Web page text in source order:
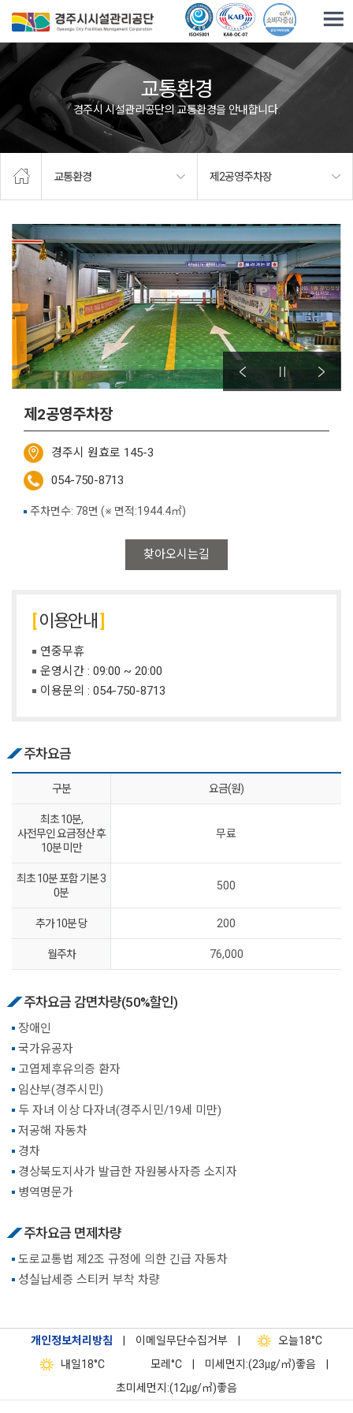
교통환경
경주시 시설관리공단의 교통환경을 안내합니다.
교통환경 제2공영주차장
제2공영주차장
경주시 원효로 145-3
054-750-8713
찾아오시는길
주차면수: 78면 (※ 면적:1944.4㎡)
이용안내
연중무휴
운영시간 : 09:00 ~ 20:00
이용문의 : 054-750-8713
주차요금
구분 요금(원)
최초 10분,
사전무인 요금정산 후
10분 미만
무료
최초 10분 포함 기본 3
0분
500
추가 10분 당 200
월주차 76,000
주차요금 감면차량(50%할인)
장애인
국가유공자
고엽제후유의증 환자
임산부(경주시민)
두 자녀 이상 다자녀(경주시민/19세 미만)
저공해 자동차
경차
경상북도지사가 발급한 자원봉사자증 소지자
병역명문가
주차요금 면제차량
도로교통법 제2조 규정에 의한 긴급 자동차
성실납세증 스티커 부착 차량
개인정보처리방침 이메일무단수집거부 오늘18°C
내일18°C 모레 °C 미세먼지:(23㎍/㎥)좋음
초미세먼지:(12㎍/㎥)좋음